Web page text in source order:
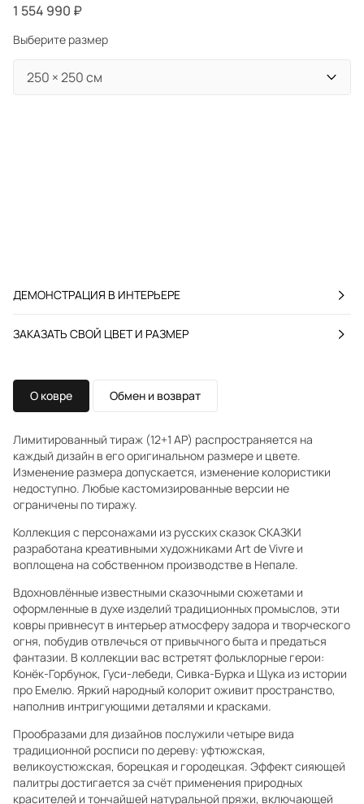
1 554 990 ₽
Выберите размер
ДЕМОНСТРАЦИЯ В ИНТЕРЬЕРЕ
ЗАКАЗАТЬ СВОЙ ЦВЕТ И РАЗМЕР
О ковре Обмен и возврат
Лимитированный тираж (12+1 AP) распространяется на
каждый дизайн в его оригинальном размере и цвете.
Изменение размера допускается, изменение колористики
недоступно. Любые кастомизированные версии не
ограничены по тиражу.
Коллекция с персонажами из русских сказок СКАЗКИ
разработана креативными художниками Art de Vivre и
воплощена на собственном производстве в Непале.
Вдохновлённые известными сказочными сюжетами и
оформленные в духе изделий традиционных промыслов, эти
ковры привнесут в интерьер атмосферу задора и творческого
огня, побудив отвлечься от привычного быта и предаться
фантазии. В коллекции вас встретят фольклорные герои:
Конёк-Горбунок, Гуси-лебеди, Сивка-Бурка и Щука из истории
про Емелю. Яркий народный колорит оживит пространство,
наполнив интригующими деталями и красками.
Прообразами для дизайнов послужили четыре вида
традиционной росписи по дереву: уфтюжская,
великоустюжская, борецкая и городецкая. Эффект сияющей
палитры достигается за счёт применения природных
красителей и тончайшей натуральной пряжи, включающей